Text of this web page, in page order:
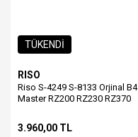
TÜKENDİ
RISO
Riso S-4249 S-8133 Orjinal B4
Master RZ200 RZ230 RZ370
3.960,00 TL